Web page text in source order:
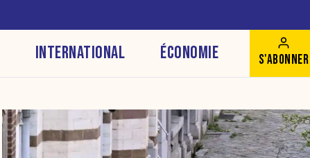
INTERNATIONAL ÉCONOMIE S'ABONNER